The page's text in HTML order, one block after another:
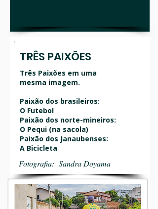
TRÊS PAIXÕES
Três Paixões em uma
mesma imagem.
Paixão dos brasileiros:
O Futebol
Paixão dos norte-mineiros:
O Pequi (na sacola)
Paixão dos Janaubenses:
A Bicicleta
Fotografia: Sandra Doyama